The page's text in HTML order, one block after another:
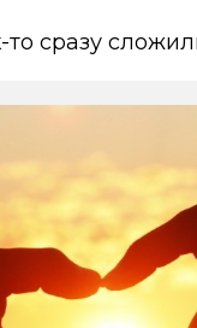
то сразу